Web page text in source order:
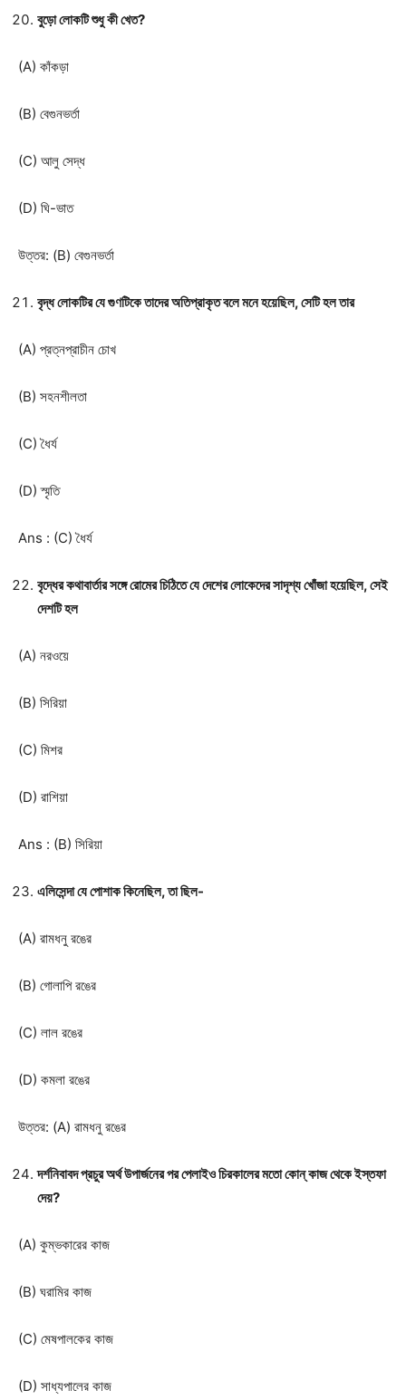
বুড়ো লোকটি শুধু কী খেত?
(A) কাঁকড়া
(B) বেগুনভর্তা
(C) আলু সেদ্ধ
(D) ঘি-ভাত
উত্তর: (B) বেগুনভর্তা
বৃদ্ধ লোকটির যে গুণটিকে তাদের অতিপ্রাকৃত বলে মনে হয়েছিল, সেটি হল তার
(A) প্রত্নপ্রাচীন চোখ
(B) সহনশীলতা
(C) ধৈর্য
(D) স্মৃতি
Ans : (C) ধৈর্য
বৃদ্ধের কথাবার্তার সঙ্গে রোমের চিঠিতে যে দেশের লোকেদের সাদৃশ্য খোঁজা হয়েছিল, সেই
দেশটি হল
(A) নরওয়ে
(B) সিরিয়া
(C) মিশর
(D) রাশিয়া
Ans : (B) সিরিয়া
এলিসেন্দা যে পোশাক কিনেছিল, তা ছিল-
(A) রামধনু রঙের
(B) গোলাপি রঙের
(C) লাল রঙের
(D) কমলা রঙের
উত্তর: (A) রামধনু রঙের
দর্শনিবাবদ প্রচুর অর্থ উপার্জনের পর পেলাইও চিরকালের মতো কোন্ কাজ থেকে ইস্তফা
দেয়?
(A) কুম্ভকারের কাজ
(B) ঘরামির কাজ
(C) মেষপালকের কাজ
(D) সাধ্যপালের কাজ